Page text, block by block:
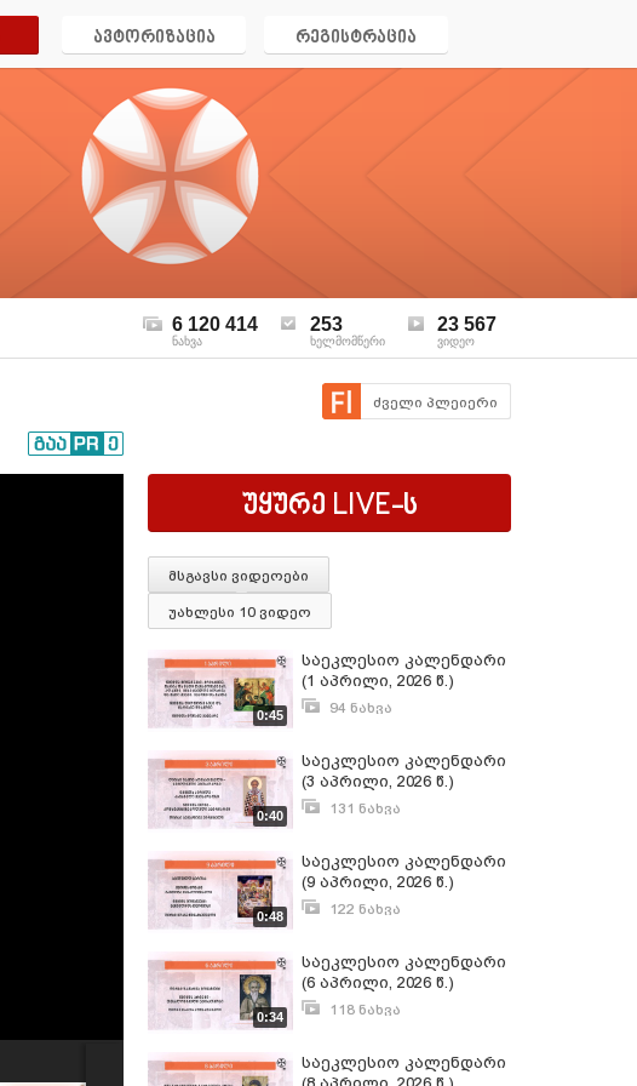
ავტორიზაცია რეგისტრაცია
6 120 414
ნახვა
253
ხელმომწერი
23 567
ვიდეო
ძველი პლეიერი
უყურე LIVE-ს
მსგავსი ვიდეოები
უახლესი 10 ვიდეო
0:45
საეკლესიო კალენდარი
(1 აპრილი, 2026 წ.)
94 ნახვა
0:40
საეკლესიო კალენდარი
(3 აპრილი, 2026 წ.)
131 ნახვა
0:48
საეკლესიო კალენდარი
(9 აპრილი, 2026 წ.)
122 ნახვა
0:34
საეკლესიო კალენდარი
(6 აპრილი, 2026 წ.)
118 ნახვა
საეკლესიო კალენდარი